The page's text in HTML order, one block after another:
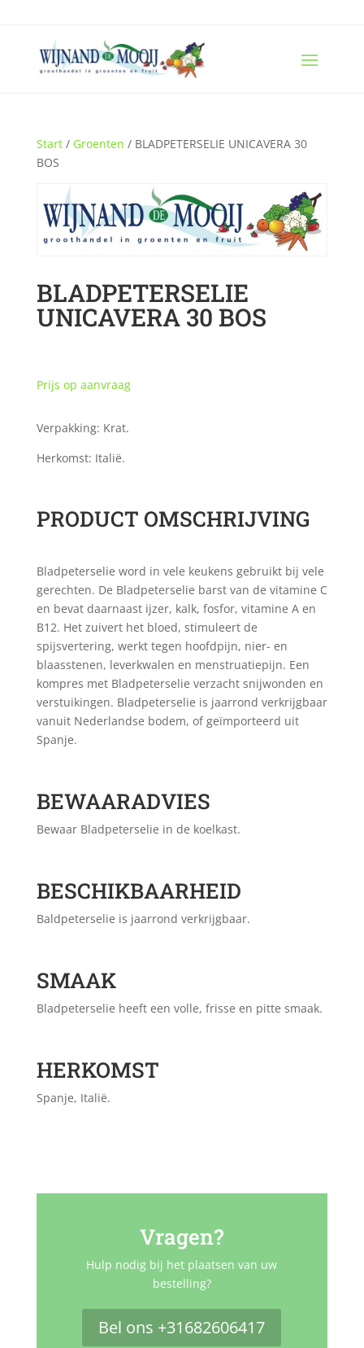
Start/ Groenten / BLADPETERSELIE UNICAVERA 30
BOS
BLADPETERSELIE
UNICAVERA 30 BOS
Prijs op aanvraag
Verpakking: Krat.
Herkomst: Italië.
PRODUCT OMSCHRIJVING
Bladpeterselie word in vele keukens gebruikt bij vele
gerechten. De Bladpeterselie barst van de vitamine C
en bevat daarnaast ijzer, kalk, fosfor, vitamine A en
B12. Het zuivert het bloed, stimuleert de
spijsvertering, werkt tegen hoofdpijn, nier- en
blaasstenen, leverkwalen en menstruatiepijn. Een
kompres met Bladpeterselie verzacht snijwonden en
verstuikingen. Bladpeterselie is jaarrond verkrijgbaar
vanuit Nederlandse bodem, of geïmporteerd uit
Spanje.
BEWAARADVIES
Bewaar Bladpeterselie in de koelkast.
BESCHIKBAARHEID
Baldpeterselie is jaarrond verkrijgbaar.
SMAAK
Bladpeterselie heeft een volle, frisse en pitte smaak.
HERKOMST
Spanje, Italië.
Vragen?
Hulp nodig bij het plaatsen van uw
bestelling?
Bel ons +31682606417